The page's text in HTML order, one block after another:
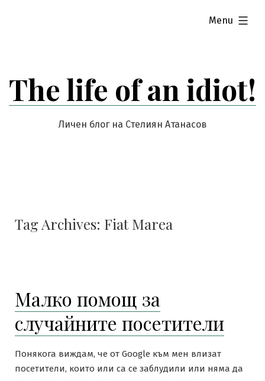
The life of an idiot!
Личен блог на Стелиян Атанасов
Menu
expanded
Tag Archives: Fiat Marea
Малко помощ за
случайните посетители
Понякога виждам, че от Google към мен влизат
посетители, които или са се заблудили или няма да